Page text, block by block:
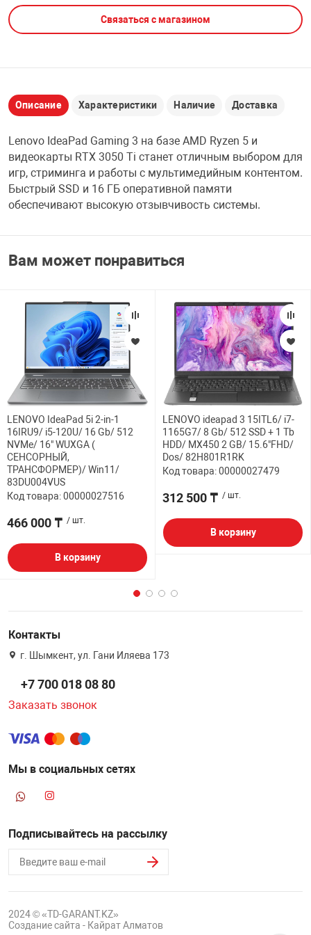
PCI АДАПТЕРЫ
USB
НАБОР ДЛЯ
CD-DVD ДИСКИ
ЛЕНТА ДЛЯ
ДОМА
ТЕХНИКА
Связаться с магазином
Описание Характеристики Наличие Доставка
Lenovo IdeaPad Gaming 3 на базе AMD Ryzen 5 и
видеокарты RTX 3050 Ti станет отличным выбором для
игр, стриминга и работы с мультимедийным контентом.
Быстрый SSD и 16 ГБ оперативной памяти
обеспечивают высокую отзывчивость системы.
Вам может понравиться
LENOVO IdeaPad 5i 2-in-1
16IRU9/ i5-120U/ 16 Gb/ 512
NVMe/ 16" WUXGA (
СЕНСОРНЫЙ,
ТРАНСФОРМЕР)/ Win11/
83DU004VUS
Код товара: 00000027516
466 000 ₸ / шт.
В корзину
LENOVO ideapad 3 15ITL6/ i7-
1165G7/ 8 Gb/ 512 SSD + 1 Tb
HDD/ MX450 2 GB/ 15.6"FHD/
Dos/ 82H801R1RK
Код товара: 00000027479
312 500 ₸ / шт.
В корзину
Контакты
г. Шымкент, ул. Гани Иляева 173
+7 700 018 08 80
Заказать звонок
Мы в социальных сетях
Подписывайтесь на рассылку
2024 © «TD-GARANT.KZ»
Создание сайта - Кайрат Алматов